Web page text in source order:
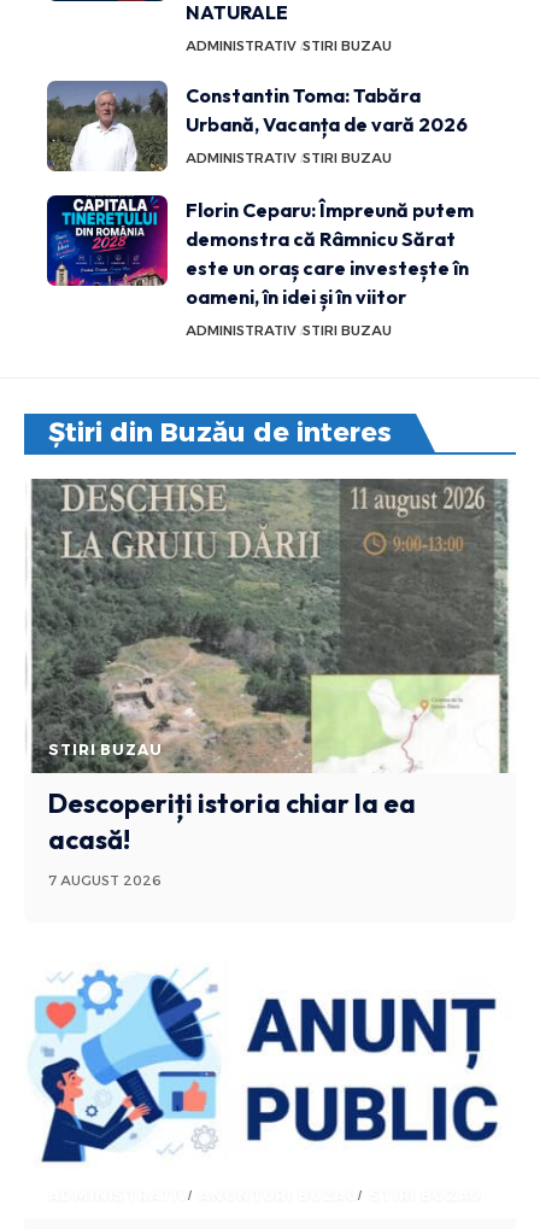
NATURALE
ADMINISTRATIV STIRI BUZAU
Constantin Toma: Tabăra
Urbană, Vacanța de vară 2026
ADMINISTRATIV STIRI BUZAU
Florin Ceparu: Împreună putem
demonstra că Râmnicu Sărat
este un oraș care investește în
oameni, în idei și în viitor
ADMINISTRATIV STIRI BUZAU
Știri din Buzău de interes
STIRI BUZAU
Descoperiți istoria chiar la ea
acasă!
7 AUGUST 2026
ADMINISTRATIV ANUNTURI BUZAU